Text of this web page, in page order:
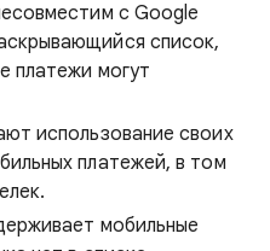
с Google
список,
платежи могут
использование своих
платежей, в том
мобильные